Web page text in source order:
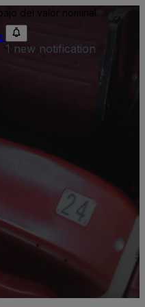
del valor nominal.
1 new notification